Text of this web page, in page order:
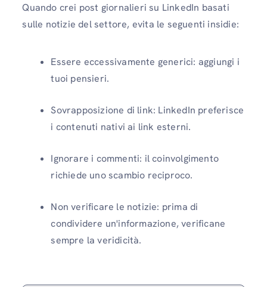
Quando crei post giornalieri su LinkedIn basati
sulle notizie del settore, evita le seguenti insidie:
Essere eccessivamente generici: aggiungi i
tuoi pensieri.
Sovrapposizione di link: LinkedIn preferisce
i contenuti nativi ai link esterni.
Ignorare i commenti: il coinvolgimento
richiede uno scambio reciproco.
Non verificare le notizie: prima di
condividere un'informazione, verificane
sempre la veridicità.